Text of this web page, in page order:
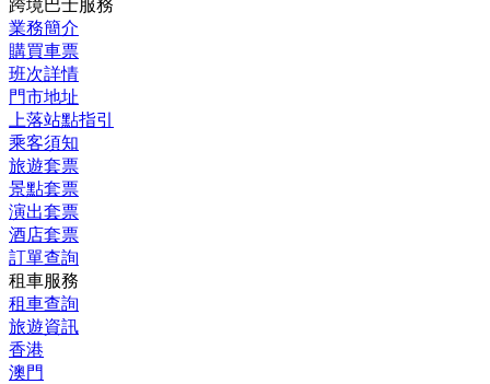
跨境巴士服務
業務簡介
購買車票
班次詳情
門市地址
上落站點指引
乘客須知
旅遊套票
景點套票
演出套票
酒店套票
訂單查詢
租車服務
租車查詢
旅遊資訊
香港
澳門